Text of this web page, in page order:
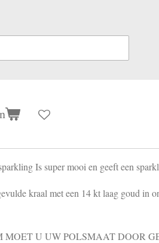
Is super mooi en geeft een
kraal met een 14 kt laag goud in
U UW POLSMAAT DOOR